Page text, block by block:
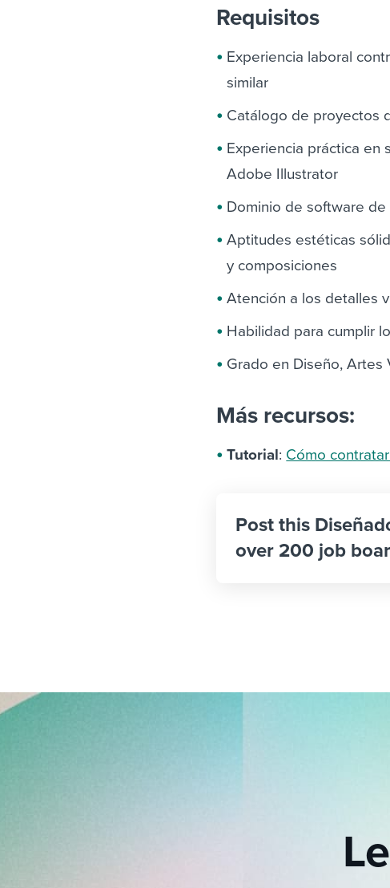
Requisitos
Experiencia laboral
similar
Catálogo de proyectos
Experiencia práctica en
Adobe Illustrator
Dominio de software
Aptitudes estéticas
y composiciones
Atención a los detalles
Habilidad para cumplir
Grado en Diseño, Artes
Más recursos:
Tutorial: Cómo
Post this
over 200 job